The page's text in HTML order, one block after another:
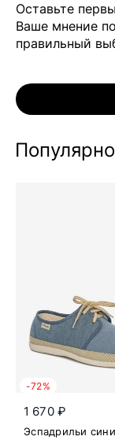
Оставьте
Ваше мнение
правильный
-72%
1 670 ₽
Эспадрильи